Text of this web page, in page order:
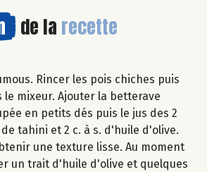
de la recette
Rincer les pois chiches puis
mixeur. Ajouter la betterave
en petits dés puis le jus des 2
tahini et 2 c. à s. d'huile d'olive.
une texture lisse. Au moment
un trait d'huile d'olive et quelques